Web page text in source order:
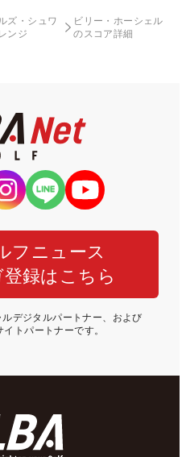
ズ・シュワ
ンジ
ビリー・ホーシェル
のスコア詳細
フニュース
録はこちら
デジタルパートナー、および
トパートナーです。